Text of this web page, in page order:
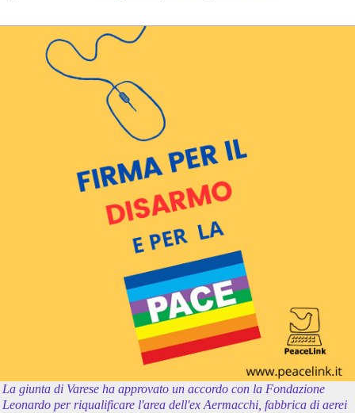
La giunta di Varese ha approvato un accordo con la Fondazione
Leonardo per riqualificare l'area dell'ex Aermacchi, fabbrica di aerei